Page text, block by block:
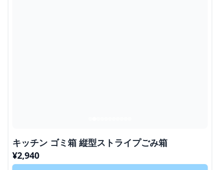
キッチン ゴミ箱 縦型ストライプごみ箱
¥2,940